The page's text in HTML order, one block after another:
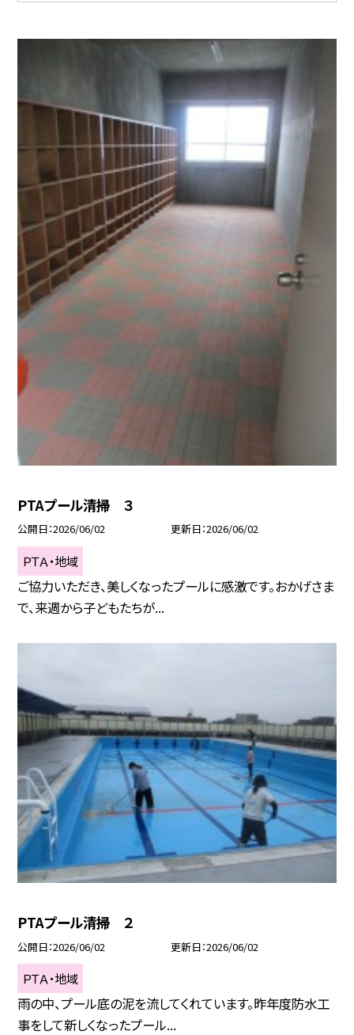
PTAプール清掃 ３
公開日 2026/06/02 更新日 2026/06/02
ＰＴＡ・地域
ご協力いただき、美しくなったプールに感激です。おかげさま
で、来週から子どもたちが...
PTAプール清掃 ２
公開日 2026/06/02 更新日 2026/06/02
ＰＴＡ・地域
雨の中、プール底の泥を流してくれています。昨年度防水工
事をして新しくなったプール...